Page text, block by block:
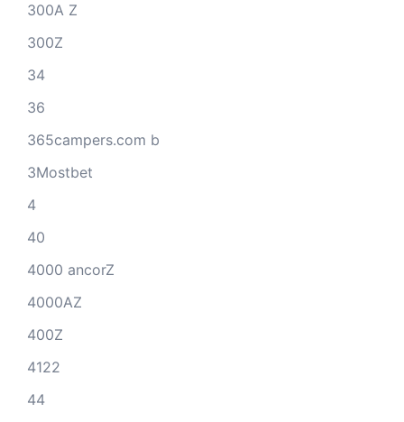
300A Z
300Z
34
36
365campers.com b
3Mostbet
4
40
4000 ancorZ
4000AZ
400Z
4122
44